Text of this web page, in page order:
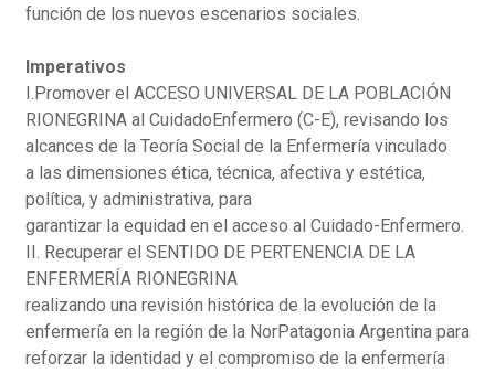
función de los nuevos escenarios sociales.
Imperativos
I.Promover el ACCESO UNIVERSAL DE LA POBLACIÓN
RIONEGRINA al CuidadoEnfermero (C-E), revisando los
alcances de la Teoría Social de la Enfermería vinculado
a las dimensiones ética, técnica, afectiva y estética,
política, y administrativa, para
garantizar la equidad en el acceso al Cuidado-Enfermero.
II. Recuperar el SENTIDO DE PERTENENCIA DE LA
ENFERMERÍA RIONEGRINA
realizando una revisión histórica de la evolución de la
enfermería en la región de la NorPatagonia Argentina para
reforzar la identidad y el compromiso de la enfermería